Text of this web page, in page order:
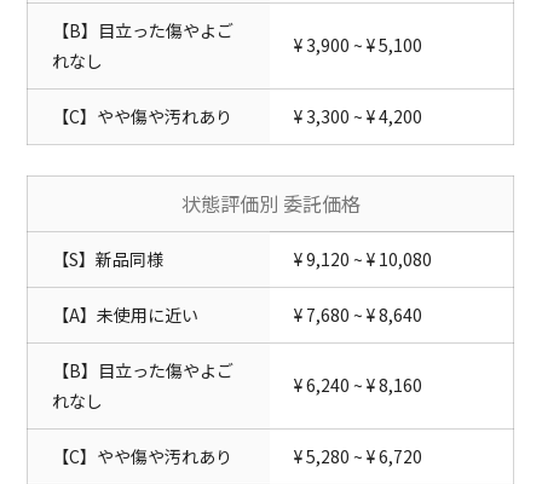
【B】目立った傷やよご
れなし
¥ 3,900 ~ ¥ 5,100
【C】やや傷や汚れあり ¥ 3,300 ~ ¥ 4,200
状態評価別 委託価格
【S】新品同様 ¥ 9,120 ~ ¥ 10,080
【A】未使用に近い ¥ 7,680 ~ ¥ 8,640
【B】目立った傷やよご
れなし
¥ 6,240 ~ ¥ 8,160
【C】やや傷や汚れあり ¥ 5,280 ~ ¥ 6,720